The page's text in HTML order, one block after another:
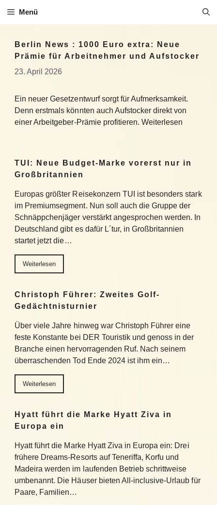
Inhalt
Menü
Berlin News : 1000 Euro extra: Neue
Prämie für Arbeitnehmer und Aufstocker
23. April 2026
Ein neuer Gesetzentwurf sorgt für Aufmerksamkeit.
Denn erstmals könnten auch Aufstocker direkt von
einer Arbeitgeber-Prämie profitieren. Weiterlesen
TUI: Neue Budget-Marke vorerst nur in
Großbritannien
Europas größter Reisekonzern TUI ist besonders stark
im Premiumsegment. Nun soll auch die Gruppe der
Schnäppchenjäger verstärkt angesprochen werden. In
Deutschland gibt es dafür L´tur, in Großbritannien
startet jetzt die…
Weiterlesen
Christoph Führer: Zweites Golf-
Gedächtnisturnier
Über viele Jahre hinweg war Christoph Führer eine
feste Konstante bei DER Touristik und genoss in der
Branche einen hervorragenden Ruf. Nach seinem
überraschenden Tod Ende 2024 ist ihm ein…
Weiterlesen
Hyatt führt die Marke Hyatt Ziva in
Europa ein
Hyatt führt die Marke Hyatt Ziva in Europa ein: Drei
frühere Dreams-Resorts auf Teneriffa, Korfu und
Madeira werden im laufenden Betrieb schrittweise
umbenannt. Die Häuser bieten All-inclusive-Urlaub für
Paare, Familien…